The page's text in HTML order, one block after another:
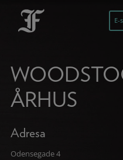
E-
ÅRHUS
Adresa
Odensegade 4